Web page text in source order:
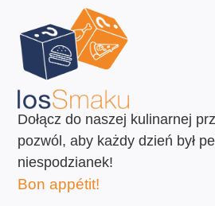
Dołącz do naszej kulinarnej
pozwól, aby każdy dzień był
niespodzianek!
Bon appétit!